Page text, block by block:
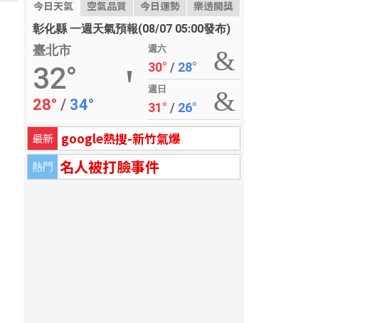
今日天氣 空氣品質 今日運勢 樂透開獎
彰化縣 一週天氣預報(08/07 05:00發布)
臺北市
32°
28° / 34°
週六
30° / 28°
週日
31° / 26°
最新 google熱搜-新竹氣爆
熱門 名人被打臉事件